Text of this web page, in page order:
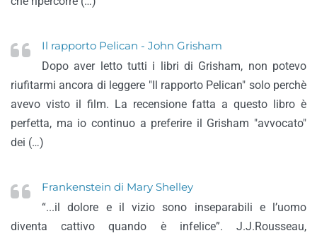
Il rapporto Pelican - John Grisham
Dopo aver letto tutti i libri di Grisham, non potevo
riufitarmi ancora di leggere "Il rapporto Pelican" solo perchè
avevo visto il film. La recensione fatta a questo libro è
perfetta, ma io continuo a preferire il Grisham "avvocato"
dei (…)
Frankenstein di Mary Shelley
“...il dolore e il vizio sono inseparabili e l’uomo
diventa cattivo quando è infelice”. J.J.Rousseau,